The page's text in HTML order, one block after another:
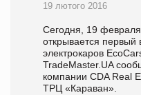
19 лютого 2016
Сегодня, 19
открывается первый
электрокаров
TradeMaster.UA
компании CDA Real
ТРЦ «Караван».